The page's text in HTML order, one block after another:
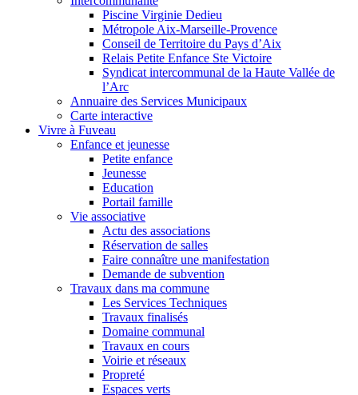
Piscine Virginie Dedieu
Métropole Aix-Marseille-Provence
Conseil de Territoire du Pays d’Aix
Relais Petite Enfance Ste Victoire
Syndicat intercommunal de la Haute Vallée de
l’Arc
Annuaire des Services Municipaux
Carte interactive
Vivre à Fuveau
Enfance et jeunesse
Petite enfance
Jeunesse
Education
Portail famille
Vie associative
Actu des associations
Réservation de salles
Faire connaître une manifestation
Demande de subvention
Travaux dans ma commune
Les Services Techniques
Travaux finalisés
Domaine communal
Travaux en cours
Voirie et réseaux
Propreté
Espaces verts